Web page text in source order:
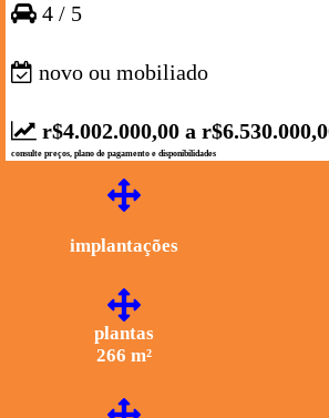
4 / 5
novo ou mobiliado
r$4.002.000,00 a
consulte preços, plano de pagamento e disponibilidades
implantações
plantas
266 m²